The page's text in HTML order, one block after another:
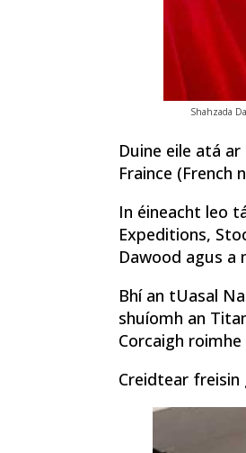
Shahzada
Duine eile atá
Fraince (French
In éineacht leo
Expeditions,
Dawood agus a
Bhí an tUasal
shuíomh an
Corcaigh roimhe
Creidtear freisin